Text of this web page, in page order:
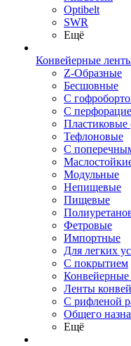
Optibelt
SWR
Ещё
Конвейерные
Z-Образные
Бесшовные
С
С
Тефлоновые
С
Модульные
Непищевые
Пищевые
Фетровые
Импортные
Для легких
С покрытием
Конвейерные
Ленты
С рифленой
Общего
Ещё